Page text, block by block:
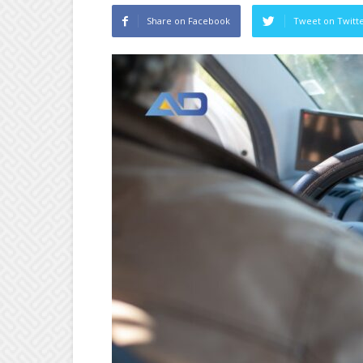
Share on Facebook Tweet on